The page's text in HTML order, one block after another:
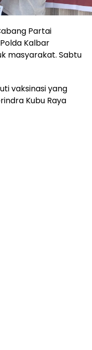
Partai
Kalbar
masyarakat. Sabtu
vaksinasi yang
Kubu Raya